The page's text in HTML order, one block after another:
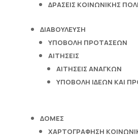
ΔΡΆΣΕΙΣ ΚΟΙΝΩΝΙΚΉΣ
ΔΙΑΒΟΎΛΕΥΣΗ
ΥΠΟΒΟΛΉ ΠΡΟΤΆΣΕΩΝ
ΑΙΤΉΣΕΙΣ
ΑΙΤΉΣΕΙΣ ΑΝΑΓΚΏΝ
ΥΠΟΒΟΛΉ ΙΔΕΏΝ ΚΑΙ
ΔΟΜΈΣ
ΧΑΡΤΟΓΡΆΦΗΣΗ